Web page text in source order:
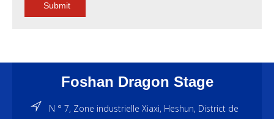
Submit
Foshan Dragon Stage
N ° 7, Zone industrielle Xiaxi, Heshun, District de